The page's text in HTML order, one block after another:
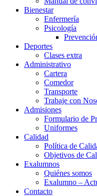
Bienestar
Enfermería
Psicología
Deportes
Clases extra
Administrativo
Cartera
Comedor
Transporte
Trabaje con
Admisiones
Formulario de
Uniformes
Calidad
Política de
Objetivos de
Exalumnos
Quiénes somos
Exalumno –
Contacto